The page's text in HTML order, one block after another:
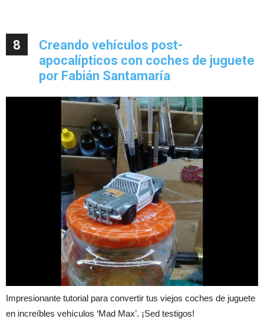
8
Creando vehículos post-
apocalípticos con coches de juguete
por Fabián Santamaría
Impresionante tutorial para convertir tus viejos coches de juguete
en increíbles vehículos ‘Mad Max’. ¡Sed testigos!